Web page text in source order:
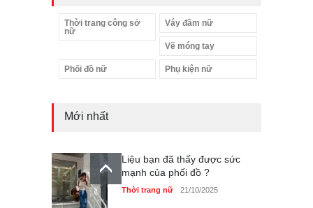
Thời trang công sở
nữ
Váy đầm nữ
Vẽ móng tay
Phối đồ nữ Phụ kiện nữ
Mới nhất
Liệu bạn đã thấy được sức
mạnh của phối đồ ?
Thời trang nữ 21/10/2025